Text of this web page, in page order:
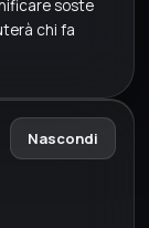
soste
chi fa
Nascondi